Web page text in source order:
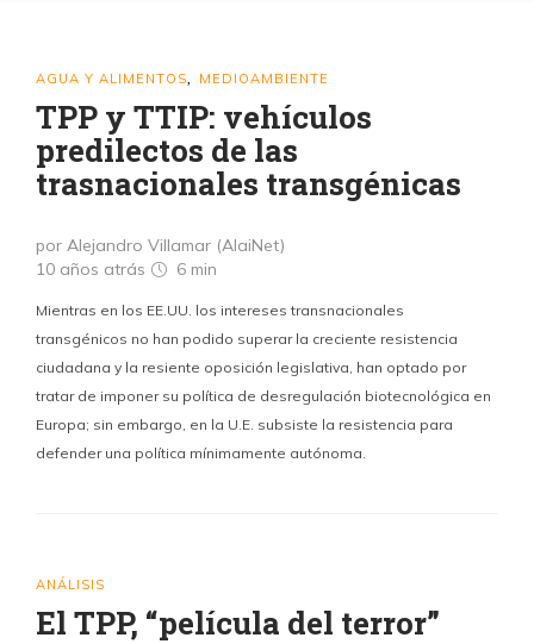
AGUA Y ALIMENTOS MEDIOAMBIENTE
TPP y TTIP: vehículos
predilectos de las
trasnacionales transgénicas
por Alejandro Villamar (AlaiNet)
10 años atrás
6 min
Mientras en los EE.UU. los intereses transnacionales
transgénicos no han podido superar la creciente resistencia
ciudadana y la resiente oposición legislativa, han optado por
tratar de imponer su política de desregulación biotecnológica en
Europa; sin embargo, en la U.E. subsiste la resistencia para
defender una política mínimamente autónoma.
ANÁLISIS
El TPP, “película del terror”